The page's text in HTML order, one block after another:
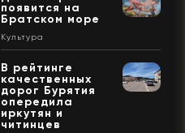
появится на
Братском море
Культура
В рейтинге
качественных
дорог Бурятия
опередила
иркутян и
читинцев